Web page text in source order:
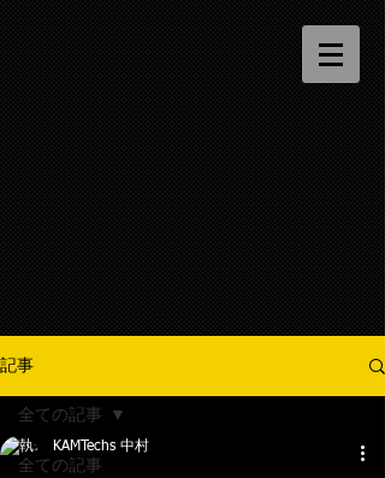
記事
全ての記事
全ての記事
KAMTechs 中村